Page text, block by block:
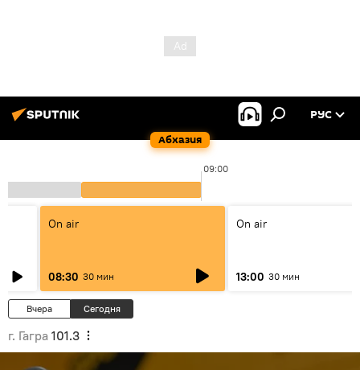
Абхазия
РУС
09:00
On air
08:30 30 мин
On air
13:00 30 мин
Вчера Сегодня
г. Гагра 101.3